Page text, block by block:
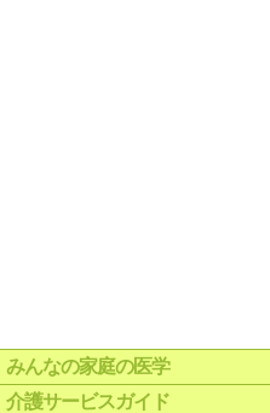
みんなの家庭の医学
介護サービスガイド